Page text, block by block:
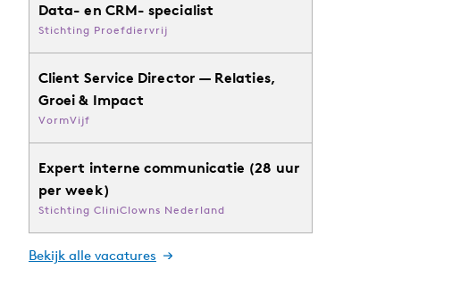
Data- en CRM- specialist
Stichting Proefdiervrij
Client Service Director — Relaties,
Groei & Impact
VormVijf
Expert interne communicatie (28 uur
per week)
Stichting CliniClowns Nederland
Bekijk alle vacatures